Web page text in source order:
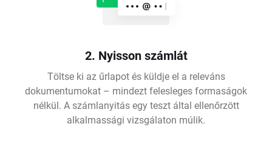
2. Nyisson számlát
Töltse ki az űrlapot és küldje el a releváns
dokumentumokat – mindezt felesleges formaságok
nélkül. A számlanyitás egy teszt által ellenőrzött
alkalmassági vizsgálaton múlik.